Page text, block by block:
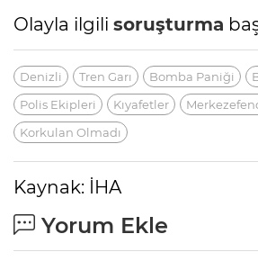
Olayla ilgili soruşturma
Denizli Tren Garı Bomba Paniği
Polis Ekipleri
Kıyafetler
Korkulan Olmadı
Kaynak: İHA
Yorum Ekle